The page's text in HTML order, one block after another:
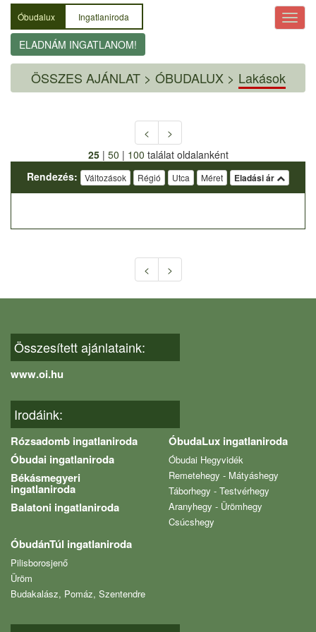
Óbudalux Ingatlaniroda
ELADNÁM INGATLANOM!
ÖSSZES AJÁNLAT> ÓBUDALUX > Lakások
<
>
25| 50 | 100 találat oldalanként
Rendezés:
Változások Régió Utca Méret Eladási ár
< >
Összesített ajánlataink:
www.oi.hu
Irodáink:
Rózsadomb ingatlaniroda
Óbudai ingatlaniroda
Békásmegyeri
ingatlaniroda
Balatoni ingatlaniroda
ÓbudaLux ingatlaniroda
Óbudai Hegyvidék
Remetehegy - Mátyáshegy
Táborhegy - Testvérhegy
Aranyhegy - Ürömhegy
Csúcshegy
ÓbudánTúl ingatlaniroda
Pilisborosjenő
Üröm
Budakalász, Pomáz, Szentendre